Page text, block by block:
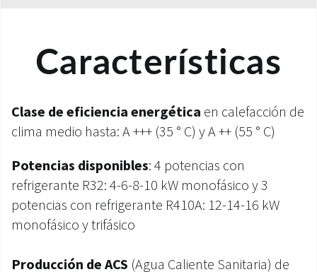
Características
Clase de eficiencia energética en calefacción de
clima medio hasta: A +++ (35 ° C) y A ++ (55 ° C)
Potencias disponibles: 4 potencias con
refrigerante R32: 4-6-8-10 kW monofásico y 3
potencias con refrigerante R410A: 12-14-16 kW
monofásico y trifásico
Producción de ACS (Agua Caliente Sanitaria) de